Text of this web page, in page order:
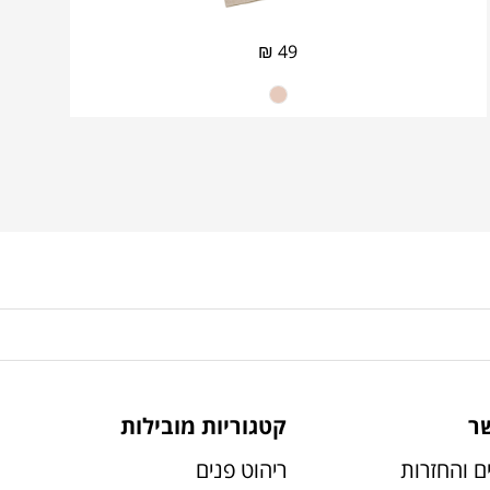
₪ 49
והחזרות
קטגוריות מובילות
ריהוט פנים